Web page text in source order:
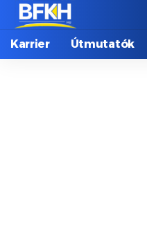
Karrier Útmutatók